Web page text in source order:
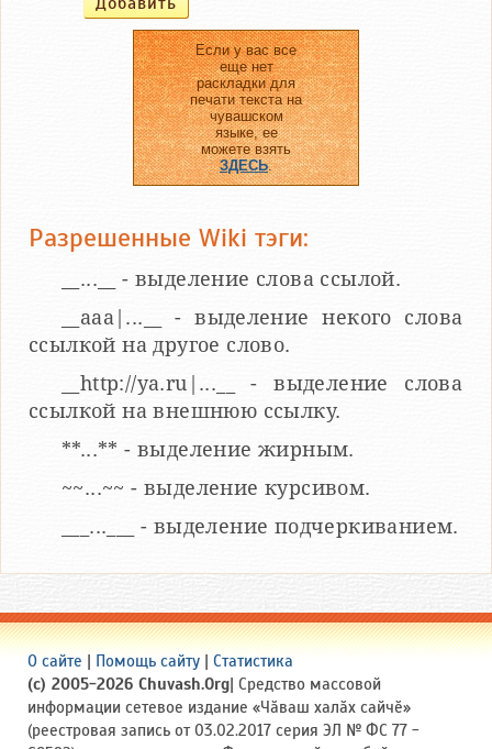
Если у вас все
еще нет
раскладки для
печати текста на
чувашском
языке, ее
можете взять
ЗДЕСЬ.
Разрешенные Wiki тэги:
__...__ - выделение слова ссылой.
__aaa|...__ - выделение некого слова
ссылкой на другое слово.
__http://ya.ru|...__ - выделение слова
ссылкой на внешнюю ссылку.
**...** - выделение жирным.
~~...~~ - выделение курсивом.
___...___ - выделение подчеркиванием.
О сайте | Помощь сайту | Статистика
(c) 2005-2026 Chuvash.Org| Средство массовой
информации сетевое издание «Чӑваш халӑх сайчӗ»
(реестровая запись от 03.02.2017 серия ЭЛ № ФС 77 -